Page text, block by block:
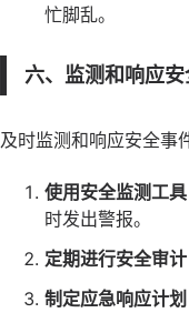
忙脚乱。
六、监测和响应
及时监测和响应安全事
使用安全监测工具
时发出警报。
定期进行安全审计
制定应急响应计划